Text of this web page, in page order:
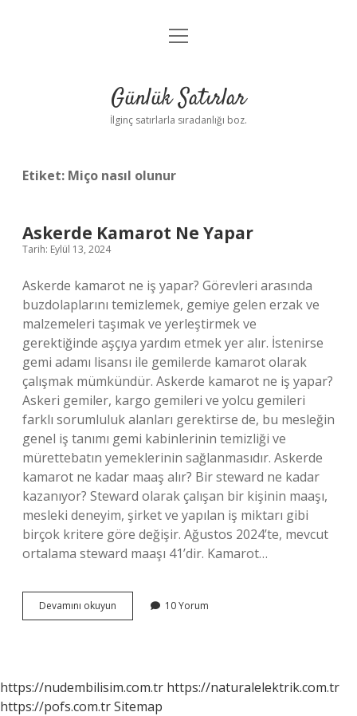
Anasayfa
Yasal Uyarı
menüyü
Günlük Satırlar
İlginç satırlarla sıradanlığı boz.
Etiket: Miço nasıl olunur
Askerde Kamarot Ne Yapar
Tarih: Eylül 13, 2024
Askerde kamarot ne iş yapar? Görevleri arasında
buzdolaplarını temizlemek, gemiye gelen erzak ve
malzemeleri taşımak ve yerleştirmek ve
gerektiğinde aşçıya yardım etmek yer alır. İstenirse
gemi adamı lisansı ile gemilerde kamarot olarak
çalışmak mümkündür. Askerde kamarot ne iş yapar?
Askeri gemiler, kargo gemileri ve yolcu gemileri
farklı sorumluluk alanları gerektirse de, bu mesleğin
genel iş tanımı gemi kabinlerinin temizliği ve
mürettebatın yemeklerinin sağlanmasıdır. Askerde
kamarot ne kadar maaş alır? Bir steward ne kadar
kazanıyor? Steward olarak çalışan bir kişinin maaşı,
mesleki deneyim, şirket ve yapılan iş miktarı gibi
birçok kritere göre değişir. Ağustos 2024’te, mevcut
ortalama steward maaşı 41’dir. Kamarot…
Devamını okuyun Askerde
Kamarot
10 Yorum
https://nudembilisim.com.tr https://naturalelektrik.com.tr
https://pofs.com.trSitemap